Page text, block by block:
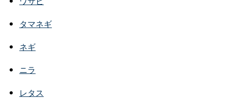
タマネギ
ネギ
ニラ
レタス